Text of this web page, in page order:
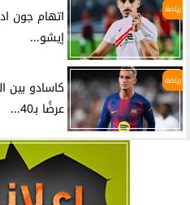
رياضة
اتهام جون
إيشو...
رياضة
كاسادو بين
عرضًا بـ40...